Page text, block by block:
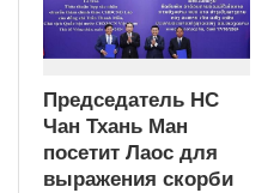
Председатель НС
Чан Тхань Ман
посетит Лаос для
выражения скорби